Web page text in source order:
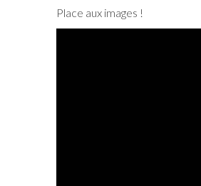
Place aux images !